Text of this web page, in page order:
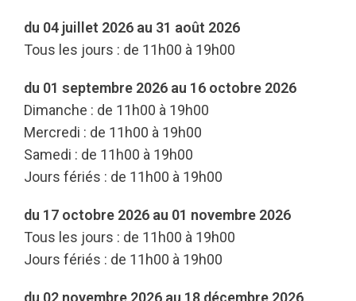
du 04 juillet 2026 au 31 août 2026
Tous les jours : de 11h00 à 19h00
du 01 septembre 2026 au 16 octobre 2026
Dimanche : de 11h00 à 19h00
Mercredi : de 11h00 à 19h00
Samedi : de 11h00 à 19h00
Jours fériés : de 11h00 à 19h00
du 17 octobre 2026 au 01 novembre 2026
Tous les jours : de 11h00 à 19h00
Jours fériés : de 11h00 à 19h00
du 02 novembre 2026 au 18 décembre 2026